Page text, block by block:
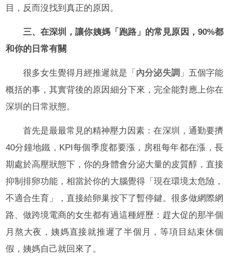
目，反而沒找到真正的原因。
三、在深圳，讓你姨媽「跑路」的常見原因，90%都
和你的日常有關
很多女生覺得月經推遲就是「 內分泌失調 」五個字能
概括的事，其實背後的原因細分下來，完全能對應上你在
深圳的日常狀態。
首先是最最常見的精神壓力因素：在深圳，通勤要擠
40分鐘地鐵，KPI每個季度都要漲，房租每年都在漲，長
期處於高壓狀態下，你的身體會分泌大量的皮質醇，直接
抑制排卵功能，相當於你的大腦覺得「現在環境太危險，
不適合生育」，直接給卵巢按下了暫停鍵。很多做網際網
路、做跨境電商的女生都有過這種經歷：趕大促的那半個
月熬大夜，姨媽直接就推遲了半個月，等項目結束休個
假，姨媽自己就回來了。